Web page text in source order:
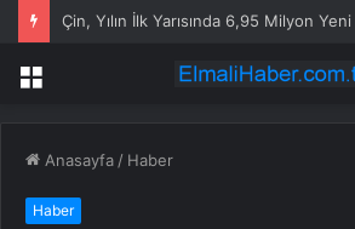
Kurban Bayramı Yoğunluğu Otogarları
Menü
Anasayfa / Haber
Haber